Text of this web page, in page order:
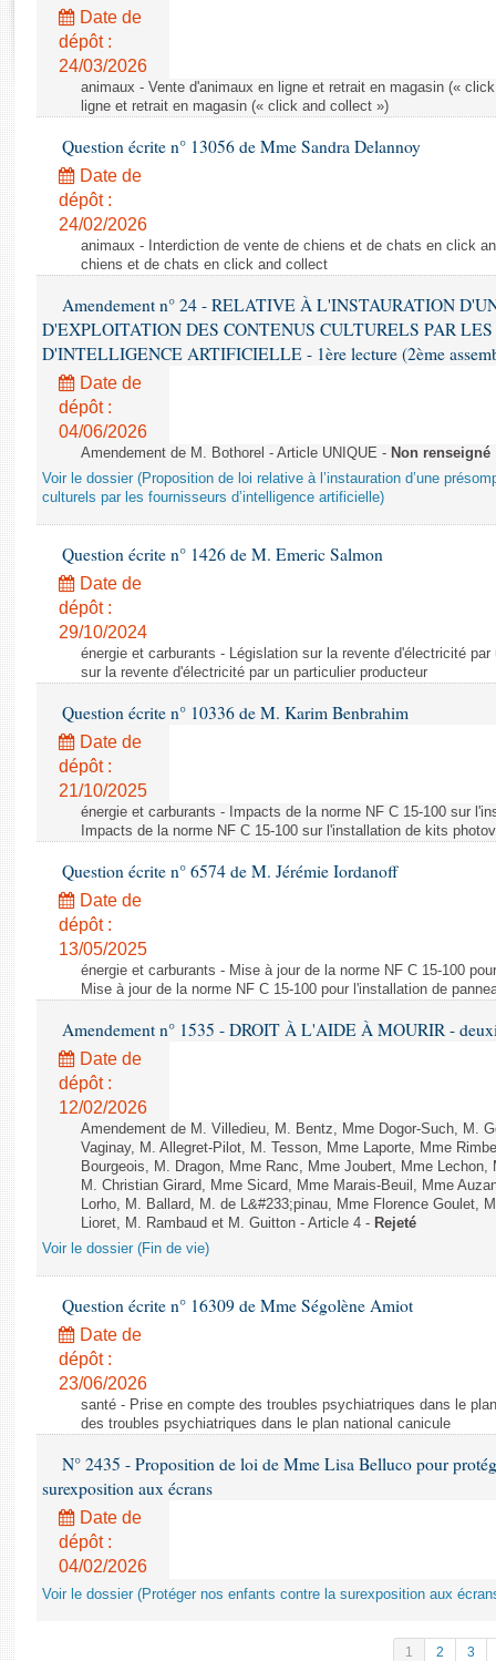
Rapports législatifs
Rapports sur l'application des lois
Baromètre de l’application des lois
Dossiers législatifs
Budget et sécurité sociale
Questions écrites et orales
Comptes rendus des débats
Date de
dépôt :
24/03/2026
animaux - Vente d'animaux en ligne et retrait en magasin («
ligne et retrait en magasin (« click and collect »)
Question écrite n° 13056 de Mme Sandra Delannoy
Date de
dépôt :
24/02/2026
animaux - Interdiction de vente de chiens et de chats en click
chiens et de chats en click and collect
Amendement n° 24 - RELATIVE À L'INSTAURATION
D'EXPLOITATION DES CONTENUS CULTURELS PAR LES
D'INTELLIGENCE ARTIFICIELLE - 1ère lecture (2ème
Date de
dépôt :
04/06/2026
Amendement de M. Bothorel - Article UNIQUE - Non renseigné
Voir le dossier (Proposition de loi relative à l’instauration d’une
culturels par les fournisseurs d’intelligence artificielle)
Question écrite n° 1426 de M. Emeric Salmon
Date de
dépôt :
29/10/2024
énergie et carburants - Législation sur la revente d'électricité
sur la revente d'électricité par un particulier producteur
Question écrite n° 10336 de M. Karim Benbrahim
Date de
dépôt :
21/10/2025
énergie et carburants - Impacts de la norme NF C 15-100 sur
Impacts de la norme NF C 15-100 sur l'installation de kits
Question écrite n° 6574 de M. Jérémie Iordanoff
Date de
dépôt :
13/05/2025
énergie et carburants - Mise à jour de la norme NF C 15-100
Mise à jour de la norme NF C 15-100 pour l'installation de
Amendement n° 1535 - DROIT À L'AIDE À MOURIR -
Date de
dépôt :
12/02/2026
Amendement de M. Villedieu, M. Bentz, Mme Dogor-Such, M.
Vaginay, M. Allegret-Pilot, M. Tesson, Mme Laporte, Mme
Bourgeois, M. Dragon, Mme Ranc, Mme Joubert, Mme
M. Christian Girard, Mme Sicard, Mme Marais-Beuil, Mme
Lorho, M. Ballard, M. de L&#233;pinau, Mme Florence Goulet,
Lioret, M. Rambaud et M. Guitton - Article 4 - Rejeté
Voir le dossier (Fin de vie)
Question écrite n° 16309 de Mme Ségolène Amiot
Date de
dépôt :
23/06/2026
santé - Prise en compte des troubles psychiatriques dans le
des troubles psychiatriques dans le plan national canicule
N° 2435 - Proposition de loi de Mme Lisa Belluco pour
surexposition aux écrans
Date de
dépôt :
04/02/2026
Voir le dossier (Protéger nos enfants contre la surexposition aux
1 2 3